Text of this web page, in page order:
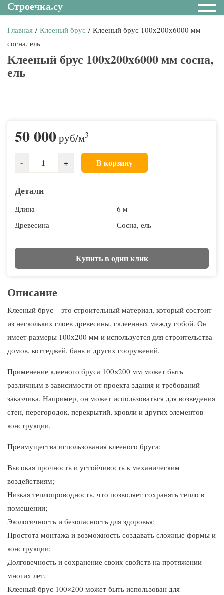
Строечка.су
Главная / Клееный брус / Клееный брус 100x200x6000 мм
сосна, ель
Клееный брус 100x200x6000 мм сосна,
ель
50 000руб/м3
В корзину
Детали
Длина
6 м
Древесина
Сосна, ель
Купить в один клик
Описание
Клееный брус – это строительный материал, который состоит
из нескольких слоев древесины, склеенных между собой. Он
имеет размеры 100х200 мм и используется для строительства
домов, коттеджей, бань и других сооружений.
Применение клееного бруса 100×200 мм может быть
различным в зависимости от проекта здания и требований
заказчика. Например, он может использоваться для возведения
стен, перегородок, перекрытий, кровли и других элементов
конструкции.
Преимущества использования клееного бруса:
Высокая прочность и устойчивость к механическим
воздействиям;
Низкая теплопроводность, что позволяет сохранять тепло в
помещении;
Экологичность и безопасность для здоровья;
Простота монтажа и возможность создавать сложные формы и
конструкции;
Долговечность и сохранение своих свойств на протяжении
многих лет.
Клееный брус 100×200 может быть использован для